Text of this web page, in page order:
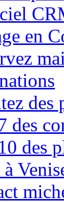
en
des
des
des